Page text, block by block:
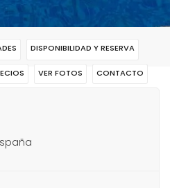
DISPONIBILIDAD Y RESERVA
VER FOTOS CONTACTO